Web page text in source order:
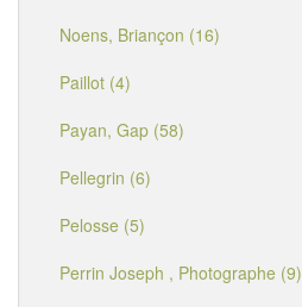
Noens, Briançon (16)
Paillot (4)
Payan, Gap (58)
Pellegrin (6)
Pelosse (5)
Perrin Joseph , Photographe (9)